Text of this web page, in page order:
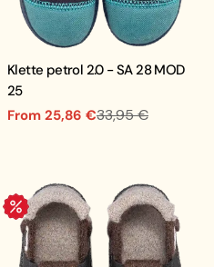
Klette petrol 2.0 - SA 28 MOD
25
Sale
From 25,86 €
Regular
33,95 €
.